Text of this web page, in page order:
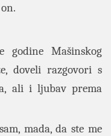
godine Mašinskog
doveli razgovori s
ali i ljubav prema
mada, da ste me